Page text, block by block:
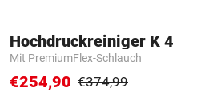
Hochdruckreiniger K 4
Mit PremiumFlex-Schlauch
€254,90 €374,99